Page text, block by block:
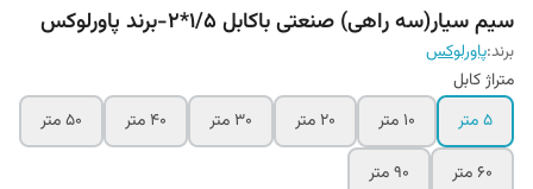
سیم سیار(سه راهی) صنعتی باکابل 1/5*2-برند پاورلوکس
برند:پاورلوکس
متراژ کابل
۵ متر
۱۰ متر ۲۰ متر ۳۰ متر ۴۰ متر
۵۰ متر
۶۰ متر
۹۰ متر